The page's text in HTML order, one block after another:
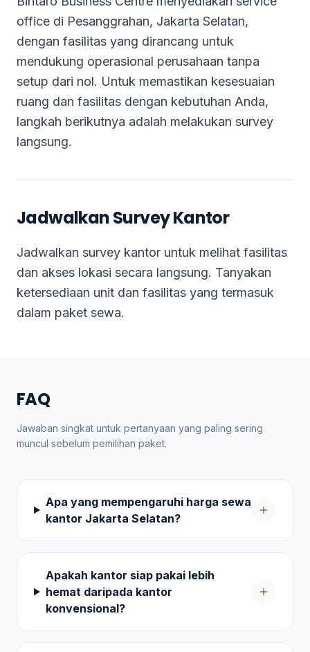
office di Pesanggrahan, Jakarta Selatan,
dengan fasilitas yang dirancang untuk
mendukung operasional perusahaan tanpa
setup dari nol. Untuk memastikan kesesuaian
ruang dan fasilitas dengan kebutuhan Anda,
langkah berikutnya adalah melakukan survey
langsung.
Jadwalkan Survey Kantor
Jadwalkan survey kantor untuk melihat fasilitas
dan akses lokasi secara langsung. Tanyakan
ketersediaan unit dan fasilitas yang termasuk
dalam paket sewa.
FAQ
Jawaban singkat untuk pertanyaan yang paling sering
muncul sebelum pemilihan paket.
Apa yang mempengaruhi harga sewa
kantor Jakarta Selatan?
Apakah kantor siap pakai lebih
hemat daripada kantor
konvensional?